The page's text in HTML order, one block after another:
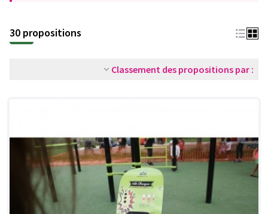
30 propositions
Classement des propositions par :